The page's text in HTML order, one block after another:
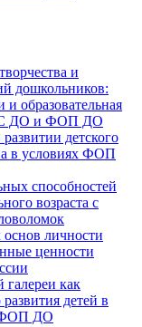
и
дошкольников:
образовательная
ДО и ФОП ДО
детского
в условиях ФОП
способностей
возраста с
личности
ценности
галереи как
детей в
ФОП ДО